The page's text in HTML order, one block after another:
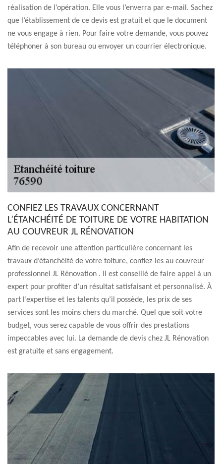
réalisation de l’opération. Elle vous l’enverra par e-mail. Sachez
que l’établissement de ce devis est gratuit et que le document
ne vous engage à rien. Pour faire votre demande, vous pouvez
téléphoner à son bureau ou envoyer un courrier électronique.
CONFIEZ LES TRAVAUX CONCERNANT
L’ÉTANCHÉITÉ DE TOITURE DE VOTRE HABITATION
AU COUVREUR JL RÉNOVATION
Afin de recevoir une attention particulière concernant les
travaux d’étanchéité de votre toiture, confiez-les au couvreur
professionnel JL Rénovation . Il est conseillé de faire appel à un
expert pour profiter d’un résultat satisfaisant et personnalisé. À
part l’expertise et les talents qu’il possède, les prix de ses
services sont les moins chers du marché. Quel que soit votre
budget, vous serez capable de vous offrir des prestations
impeccables avec lui. La demande de devis chez JL Rénovation
est gratuite et sans engagement.